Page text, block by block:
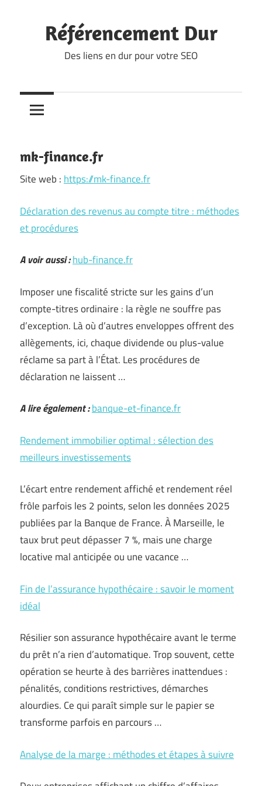
contentRéférencement Dur
Des liens en dur pour votre SEO
mk-finance.fr
Site web : https://mk-finance.fr
Déclaration des revenus au compte titre : méthodes
et procédures
A voir aussi :hub-finance.fr
Imposer une fiscalité stricte sur les gains d’un
compte-titres ordinaire : la règle ne souffre pas
d’exception. Là où d’autres enveloppes offrent des
allègements, ici, chaque dividende ou plus-value
réclame sa part à l’État. Les procédures de
déclaration ne laissent …
A lire également :banque-et-finance.fr
Rendement immobilier optimal : sélection des
meilleurs investissements
L’écart entre rendement affiché et rendement réel
frôle parfois les 2 points, selon les données 2025
publiées par la Banque de France. À Marseille, le
taux brut peut dépasser 7 %, mais une charge
locative mal anticipée ou une vacance …
Fin de l’assurance hypothécaire : savoir le moment
idéal
Résilier son assurance hypothécaire avant le terme
du prêt n’a rien d’automatique. Trop souvent, cette
opération se heurte à des barrières inattendues :
pénalités, conditions restrictives, démarches
alourdies. Ce qui paraît simple sur le papier se
transforme parfois en parcours …
Analyse de la marge : méthodes et étapes à suivre